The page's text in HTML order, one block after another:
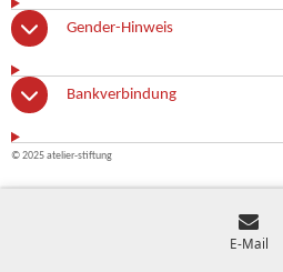
Gender-Hinweis
Bankverbindung
© 2025 atelier-stiftung
E-Mail